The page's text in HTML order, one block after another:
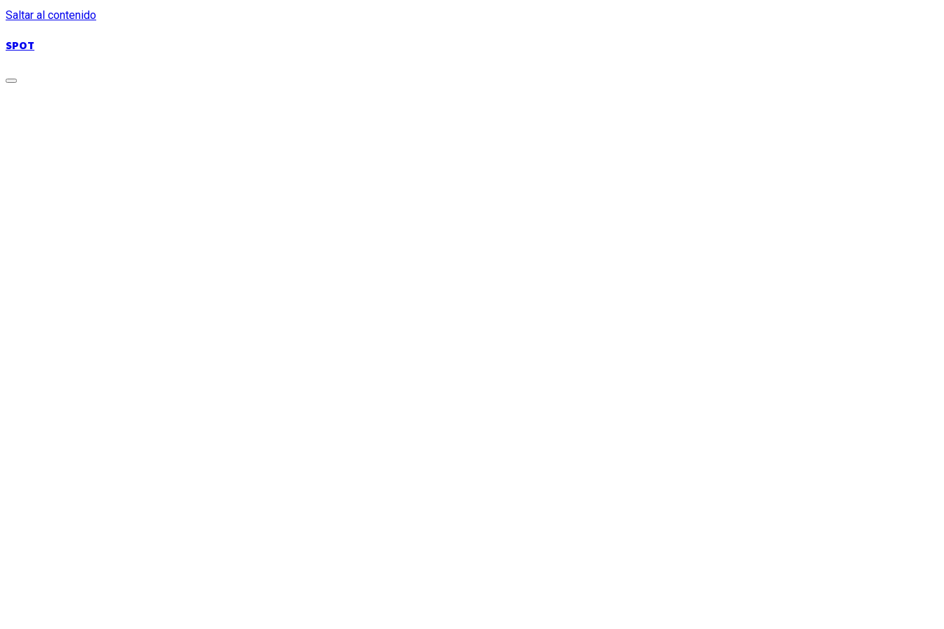
Saltar al contenido
SPOT